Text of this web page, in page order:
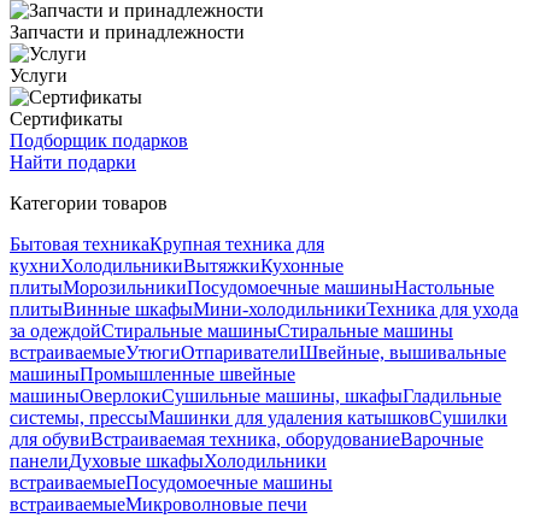
Запчасти и принадлежности
Услуги
Сертификаты
Подборщик подарков
Найти подарки
Категории товаров
Бытовая техникаКрупная техника для
кухниХолодильникиВытяжкиКухонные
плитыМорозильникиПосудомоечные машиныНастольные
плитыВинные шкафыМини-холодильникиТехника для ухода
за одеждойСтиральные машиныСтиральные машины
встраиваемыеУтюгиОтпаривателиШвейные, вышивальные
машиныПромышленные швейные
машиныОверлокиСушильные машины, шкафыГладильные
системы, прессыМашинки для удаления катышковСушилки
для обувиВстраиваемая техника, оборудованиеВарочные
панелиДуховые шкафыХолодильники
встраиваемыеПосудомоечные машины
встраиваемыеМикроволновые печи